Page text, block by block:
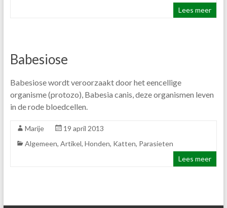
Lees meer
Babesiose
Babesiose wordt veroorzaakt door het eencellige
organisme (protozo), Babesia canis, deze organismen leven
in de rode bloedcellen.
Marije
19 april 2013
Algemeen, Artikel, Honden, Katten, Parasieten
Lees meer